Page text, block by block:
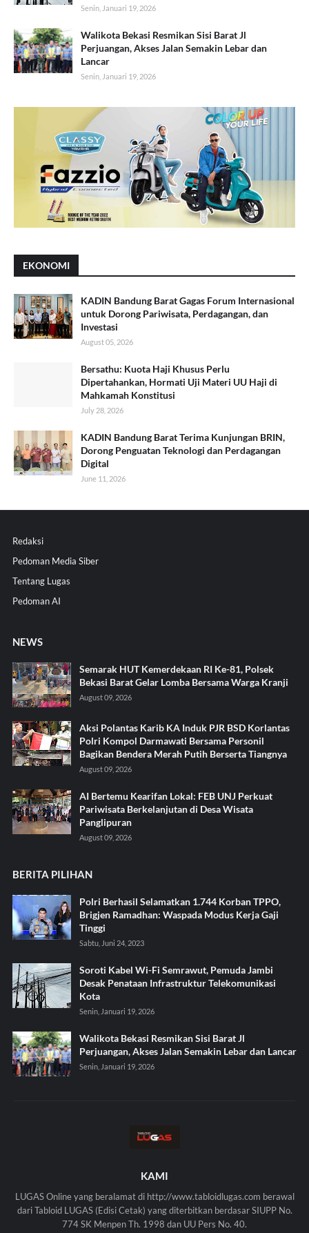
Senin, Januari 19, 2026
Walikota Bekasi Resmikan Sisi Barat Jl
Perjuangan, Akses Jalan Semakin Lebar dan
Lancar
Senin, Januari 19, 2026
EKONOMI
KADIN Bandung Barat Gagas Forum Internasional
untuk Dorong Pariwisata, Perdagangan, dan
Investasi
August 05, 2026
Bersathu: Kuota Haji Khusus Perlu
Dipertahankan, Hormati Uji Materi UU Haji di
Mahkamah Konstitusi
July 28, 2026
KADIN Bandung Barat Terima Kunjungan BRIN,
Dorong Penguatan Teknologi dan Perdagangan
Digital
June 11, 2026
Redaksi
Pedoman Media Siber
Tentang Lugas
Pedoman AI
NEWS
Semarak HUT Kemerdekaan RI Ke-81, Polsek
Bekasi Barat Gelar Lomba Bersama Warga Kranji
August 09, 2026
Aksi Polantas Karib KA Induk PJR BSD Korlantas
Polri Kompol Darmawati Bersama Personil
Bagikan Bendera Merah Putih Berserta Tiangnya
August 09, 2026
AI Bertemu Kearifan Lokal: FEB UNJ Perkuat
Pariwisata Berkelanjutan di Desa Wisata
Panglipuran
August 09, 2026
BERITA PILIHAN
Polri Berhasil Selamatkan 1.744 Korban TPPO,
Brigjen Ramadhan: Waspada Modus Kerja Gaji
Tinggi
Sabtu, Juni 24, 2023
Soroti Kabel Wi-Fi Semrawut, Pemuda Jambi
Desak Penataan Infrastruktur Telekomunikasi
Kota
Senin, Januari 19, 2026
Walikota Bekasi Resmikan Sisi Barat Jl
Perjuangan, Akses Jalan Semakin Lebar dan Lancar
Senin, Januari 19, 2026
KAMI
LUGAS Online yang beralamat di http://www.tabloidlugas.com berawal
dari Tabloid LUGAS (Edisi Cetak) yang diterbitkan berdasar SIUPP No.
774 SK Menpen Th. 1998 dan UU Pers No. 40.